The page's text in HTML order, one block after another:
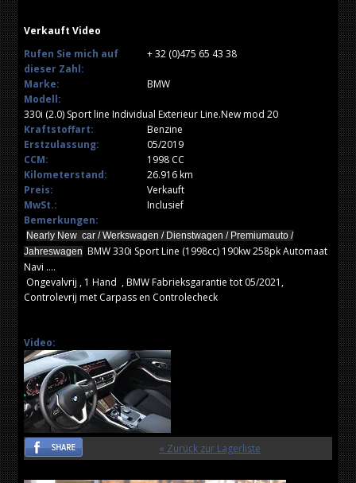
Verkauft Video
Rufen Sie mich auf
dieser Zahl:
+ 32 (0)475 65 43 38
Marke:
BMW
Modell:
330i (2.0) Sport line Individual Exterieur Line.New mod 20
Kraftstoffart:
Benzine
Erstzulassung:
05/2019
CCM:
1998 CC
Kilometerstand:
26.916 km
Preis:
Verkauft
MwSt.:
Inclusief
Bemerkungen:
Nearly New car / Werkswagen / Dienstwagen / Premiumauto /
Jahreswagen BMW 330i Sport Line (1998cc) 190kw 258pk Automaat
Navi ....
Ongevalvrij , 1 Hand , BMW Fabrieksgarantie tot 05/2021,
Controlevrij met Carpass en Controlecheck
Video:
« Zurück zur Lagerliste